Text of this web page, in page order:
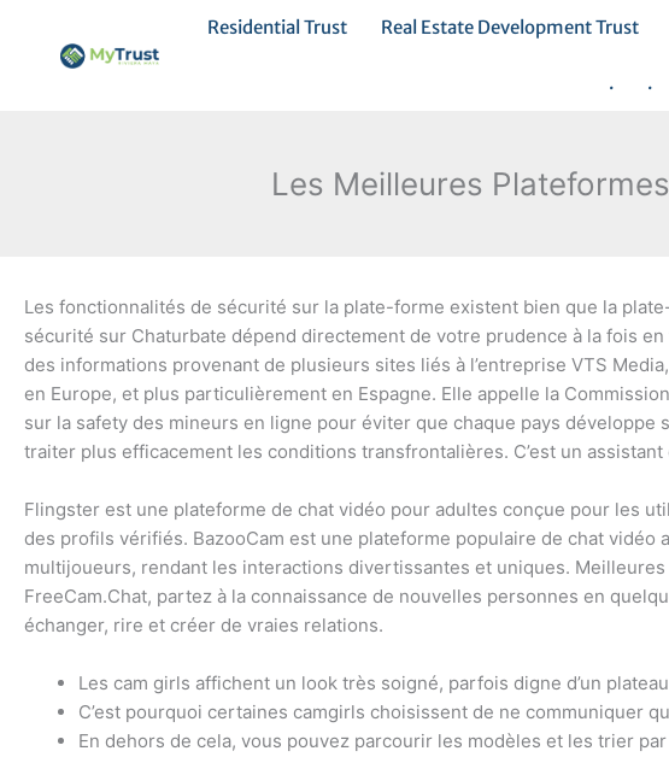
contenido
Residential Trust Real Estate Development Trust
. .
Les Meilleures
Les fonctionnalités de sécurité sur la plate-forme existent bien que la
sécurité sur Chaturbate dépend directement de votre prudence à la fois
des informations provenant de plusieurs sites liés à l’entreprise VTS
en Europe, et plus particulièrement en Espagne. Elle appelle la
sur la safety des mineurs en ligne pour éviter que chaque pays
traiter plus efficacement les conditions transfrontalières. C’est un
Flingster est une plateforme de chat vidéo pour adultes conçue pour les
des profils vérifiés. BazooCam est une plateforme populaire de chat
multijoueurs, rendant les interactions divertissantes et uniques.
FreeCam.Chat, partez à la connaissance de nouvelles personnes en
échanger, rire et créer de vraies relations.
Les cam girls affichent un look très soigné, parfois digne d’un
C’est pourquoi certaines camgirls choisissent de ne communiquer
En dehors de cela, vous pouvez parcourir les modèles et les trier